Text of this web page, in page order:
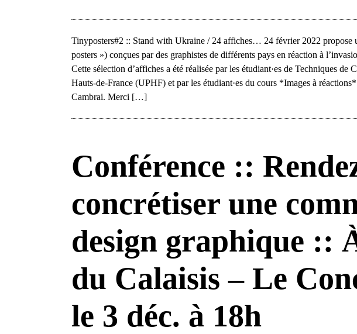
Tinyposters#2 :: Stand with Ukraine / 24 affiches… 24 février 2022 propose
posters ») conçues par des graphistes de différents pays en réaction à
Cette sélection d’affiches a été réalisée par les étudiant·es de Techniques
Hauts-de-France (UPHF) et par les étudiant·es du cours *Images à
Cambrai. Merci […]
Conférence ::
concrétiser une
design graphique ::
du Calaisis – Le
le 3 déc. à 18h